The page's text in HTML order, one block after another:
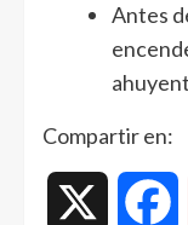
Antes
Compartir en: